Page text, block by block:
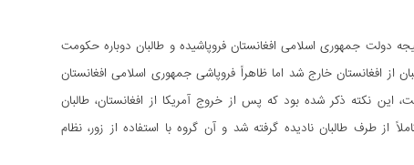
دولت جمهوری اسلامی افغانستان فروپاشیده و طالبان دوباره حکومت
از افغانستان خارج شد اما ظاهراً فروپاشی جمهوری اسلامی افغانستان
این نکته ذکر شده بود که پس از خروج آمریکا از افغانستان، طالبان
از طرف طالبان نادیده گرفته شد و آن گروه با استفاده از زور، نظام